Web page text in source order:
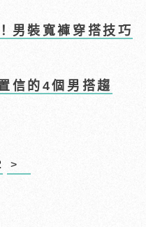
男裝寬褲穿搭技巧
信的4個男搭趨
>